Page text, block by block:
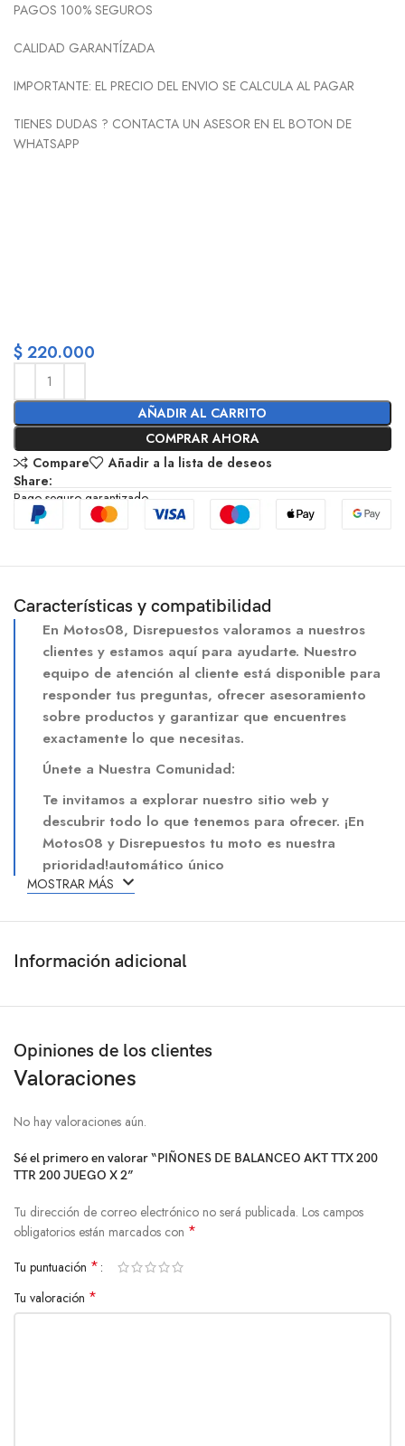
PAGOS 100% SEGUROS
CALIDAD GARANTÍZADA
IMPORTANTE: EL PRECIO DEL ENVIO SE CALCULA AL PAGAR
TIENES DUDAS ? CONTACTA UN ASESOR EN EL BOTON DE
WHATSAPP
$220.000
AÑADIR AL CARRITO
COMPRAR AHORA
Compare
Añadir a la lista de deseos
Share:
Pago seguro garantizado
Características y compatibilidad
En Motos08, Disrepuestos valoramos a nuestros
clientes y estamos aquí para ayudarte. Nuestro
equipo de atención al cliente está disponible para
responder tus preguntas, ofrecer asesoramiento
sobre productos y garantizar que encuentres
exactamente lo que necesitas.
Únete a Nuestra Comunidad:
Te invitamos a explorar nuestro sitio web y
descubrir todo lo que tenemos para ofrecer. ¡En
Motos08 y Disrepuestos tu moto es nuestra
prioridad!automático único
MOSTRAR MÁS
Información adicional
Opiniones de los clientes
Valoraciones
No hay valoraciones aún.
Sé el primero en valorar “PIÑONES DE BALANCEO AKT TTX 200
TTR 200 JUEGO X 2”
Tu dirección de correo electrónico no será publicada. Los campos
obligatorios están marcados con *
Tu puntuación *
Tu valoración *